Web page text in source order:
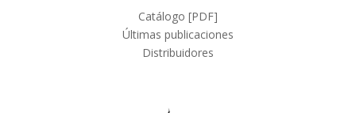
Catálogo [PDF]
Últimas publicaciones
Distribuidores